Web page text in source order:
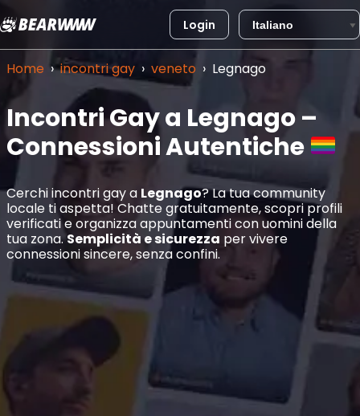
Vai
al
Login
Home › incontri gay › veneto › Legnago
Incontri Gay a Legnago –
Connessioni Autentiche
Cerchi incontri gay a Legnago? La tua community
locale ti aspetta! Chatte gratuitamente, scopri profili
verificati e organizza appuntamenti con uomini della
tua zona.Semplicità e sicurezza per vivere
connessioni sincere, senza confini.